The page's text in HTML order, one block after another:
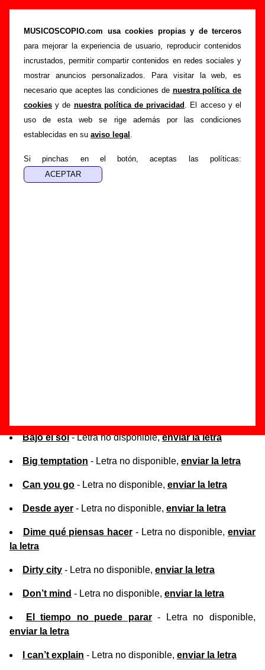
MUSICOSCOPIO.com usa cookies propias y de terceros
para mejorar la experiencia de usuario, reproducir contenidos
incrustados, permitir compartir contenidos en redes sociales y
mostrar anuncios personalizados. Para visitar la web, es
necesario que aceptes las condiciones de nuestra política de
cookies y de nuestra política de privacidad . El acceso y el
uso de esta web se rige además por las condiciones
establecidas en su aviso legal .
Si pinchas en el botón, aceptas las políticas:
Canciones de La Ruta (letras, autores,
videoclips...)
Portada >La Ruta >Canciones
Esta página muestra una lista con todas las canciones de
Rutapor orden alfabético. Para ver toda la información
disponible sobre una canción (discos en los que aparece,
autor o autores, letra, curiosidades, etc.), sigue el enlace
correspondiente.
En el caso de que no esté disponible la letra de uno de los
temas, se indica junto al enlace a la canción. Puedes ayudar
completar esta sección
Bajo el sol- Letra no disponible,enviar la letra
Big temptation - Letra no disponible, enviar la letra
Can you go - Letra no disponible, enviar la letra
Desde ayer - Letra no disponible, enviar la letra
Dime qué piensas hacer - Letra no disponible,enviar
la letra
Dirty city - Letra no disponible, enviar la letra
Don’t mind - Letra no disponible, enviar la letra
El tiempo no puede parar- Letra no disponible,
enviar la letra
I can’t explain - Letra no disponible, enviar la letra